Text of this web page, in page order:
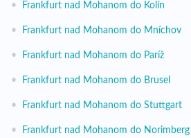
• Frankfurt nad Mohanom do Kolín
• Frankfurt nad Mohanom do Mníchov
• Frankfurt nad Mohanom do Paríž
• Frankfurt nad Mohanom do Brusel
• Frankfurt nad Mohanom do Stuttgart
• Frankfurt nad Mohanom do Norimberg